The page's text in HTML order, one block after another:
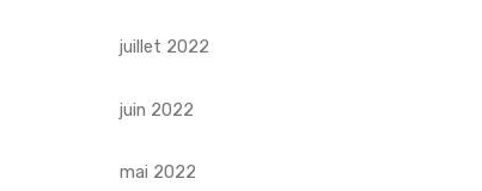
juillet 2022
juin 2022
mai 2022